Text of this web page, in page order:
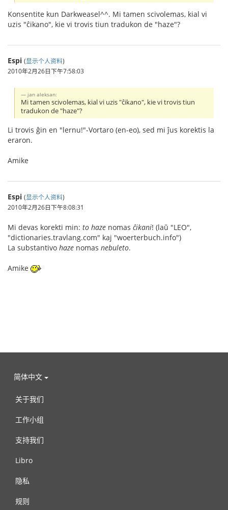
Konsentite kun Darkweasel^^. Mi tamen scivolemas, kial vi
uzis "ĉikano", kie vi trovis tiun tradukon de "haze"?
Espi (显示个人资料)
2010年2月26日下午7:58:03
jan aleksan:
Mi tamen scivolemas, kial vi uzis "ĉikano", kie vi trovis tiun
tradukon de "haze"?
Li trovis ĝin en "lernu!"-Vortaro (en-eo), sed mi ĵus korektis la
eraron.
Amike
Espi (显示个人资料)
2010年2月26日下午8:08:31
Mi devas korekti min: to haze nomas ĉikani! (laŭ "LEO",
"dictionaries.travlang.com" kaj "woerterbuch.info")
La substantivo haze nomas nebuleto.
Amike
简体中文
关于我们
工作小组
支持我们
Libro
隐私
规则